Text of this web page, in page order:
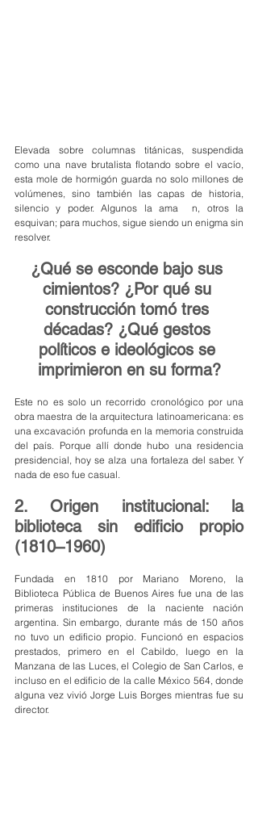
Elevada sobre columnas titánicas, suspendida
como una nave brutalista flotando sobre el vacío,
esta mole de hormigón guarda no solo millones de
volúmenes, sino también las capas de historia,
silencio y poder. Algunos la ama  n, otros la
esquivan; para muchos, sigue siendo un enigma sin
resolver.
¿Qué se esconde bajo sus
cimientos? ¿Por qué su
construcción tomó tres
décadas? ¿Qué gestos
políticos e ideológicos se
imprimieron en su forma?
Este no es solo un recorrido cronológico por una
obra maestra de la arquitectura latinoamericana: es
una excavación profunda en la memoria construida
del país. Porque allí donde hubo una residencia
presidencial, hoy se alza una fortaleza del saber. Y
nada de eso fue casual.
2. Origen institucional: la
biblioteca sin edificio propio
(1810–1960)
Fundada en 1810 por Mariano Moreno, la
Biblioteca Pública de Buenos Aires fue una de las
primeras instituciones de la naciente nación
argentina. Sin embargo, durante más de 150 años
no tuvo un edificio propio. Funcionó en espacios
prestados, primero en el Cabildo, luego en la
Manzana de las Luces, el Colegio de San Carlos, e
incluso en el edificio de la calle México 564, donde
alguna vez vivió Jorge Luis Borges mientras fue su
director.